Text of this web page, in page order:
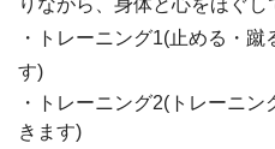
りながら、身体と心をほぐし
・トレーニング1(止める・
す)
・トレーニング2(トレーニ
きます)